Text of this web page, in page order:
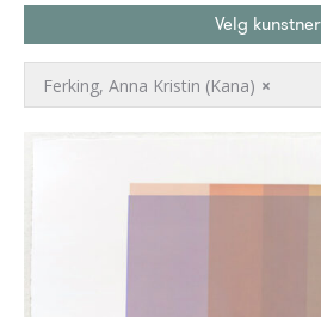
Velg kunstner
×
Ferking, Anna Kristin (Kana)